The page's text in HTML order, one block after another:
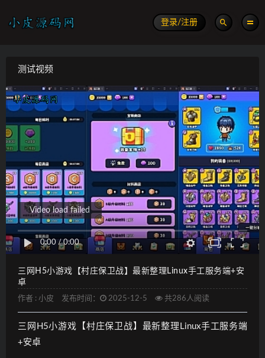
登录/注册
测试视频
0:00 /0:00
Video load failed
三网H5小游戏【村庄保卫战】最新整理Linux手工服务端+安
卓
作者 : 小皮 发布时间： 2025-12-5 共286人阅读
三网H5小游戏【村庄保卫战】最新整理Linux手工服务端
+安卓